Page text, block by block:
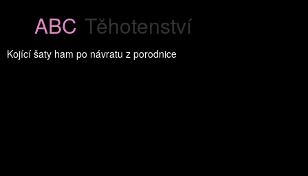
ABC Těhotenství
Kojící šaty ham po návratu z porodnice